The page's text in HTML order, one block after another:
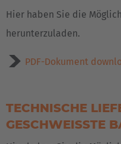
EUROPE
Hier haben Sie die
herunterzuladen.
PDF-Dokument
TECHNISCHE
GESCHWEISSTE